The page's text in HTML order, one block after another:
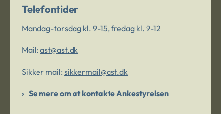
Telefontider
Mandag-torsdag kl. 9-15, fredag kl. 9-12
Mail: ast@ast.dk
Sikker mail: sikkermail@ast.dk
Se mere om at kontakte Ankestyrelsen